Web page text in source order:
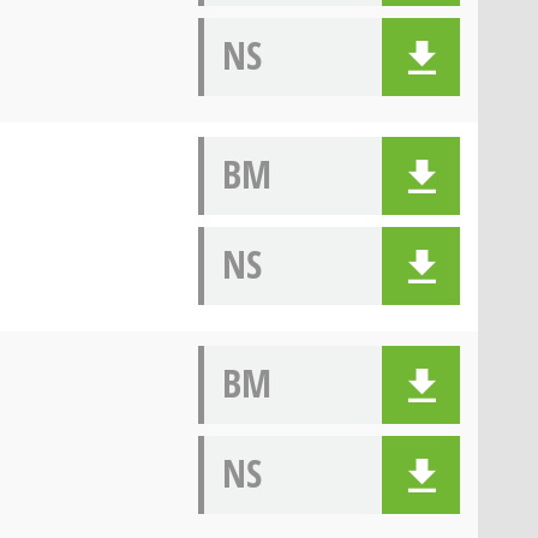
NS
BM
NS
BM
NS